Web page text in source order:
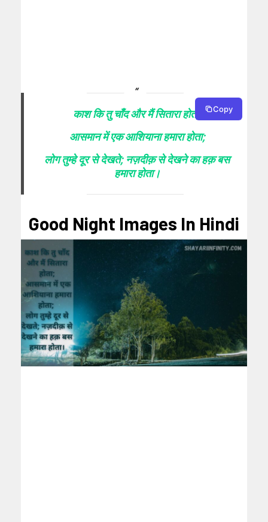
काश कि तु चाँद और मैं सितारा होता;
आसमान में एक आशियाना हमारा होता;
लोग तुम्हे दूर से देखते; नज़दीक़ से देखने का हक़ बस
हमारा होता।
Copy
Good Night Images In Hindi